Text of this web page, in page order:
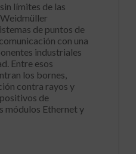
límites de las
de puntos de
con una
industriales
Entre esos
los bornes,
contra rayos y
de
módulos Ethernet y